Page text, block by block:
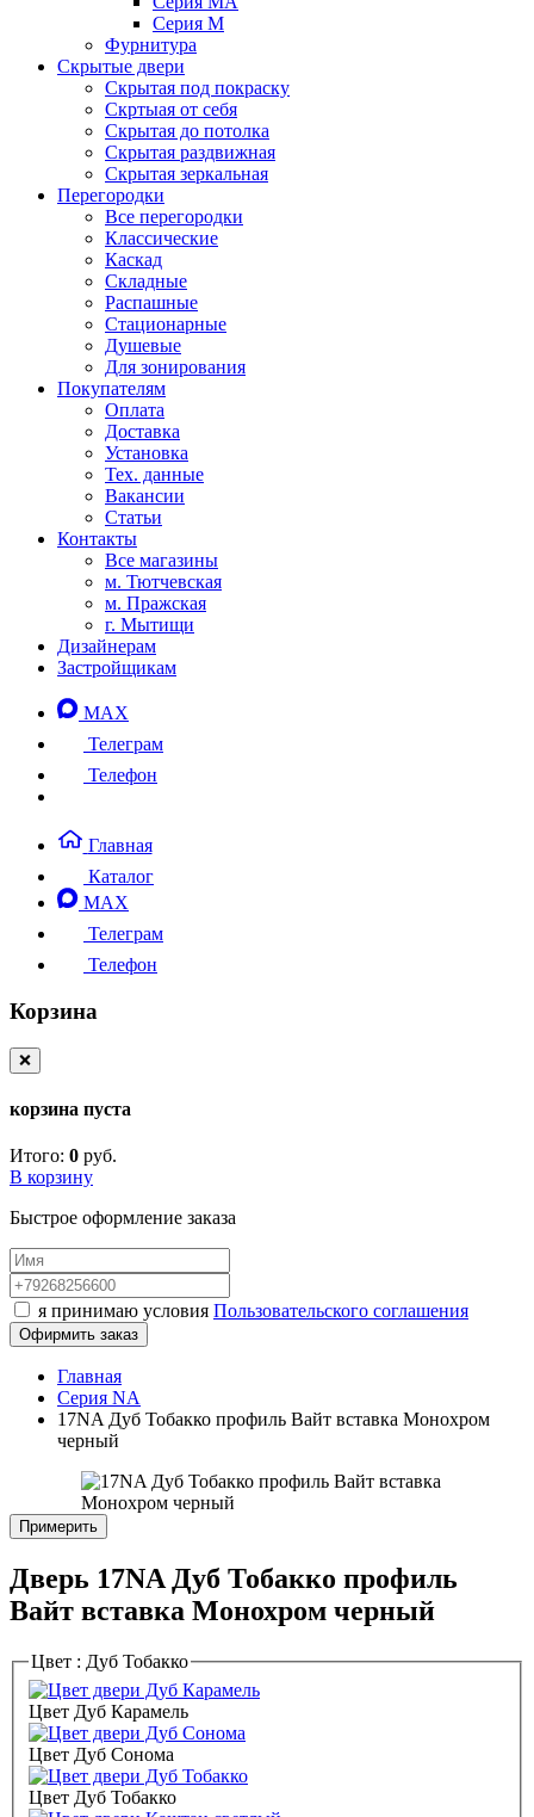
Серия M
Фурнитура
Скрытые двери
Скрытая под покраску
Скртыая от себя
Скрытая до потолка
Скрытая раздвижная
Скрытая зеркальная
Перегородки
Все перегородки
Классические
Каскад
Складные
Распашные
Стационарные
Душевые
Для зонирования
Покупателям
Оплата
Доставка
Установка
Тех. данные
Вакансии
Статьи
Контакты
Все магазины
м. Тютчевская
м. Пражская
г. Мытищи
Дизайнерам
Застройщикам
MAX
Телеграм
Телефон
Главная
Каталог
MAX
Телеграм
Телефон
Корзина
❌
корзина пуста
Итого: 0 руб.
В корзину
Быстрое оформление заказа
я принимаю условия Пользовательского соглашения
Офирмить заказ
Главная
Серия NA
17NA Дуб Тобакко профиль Вайт вставка Монохром
черный
Примерить
Дверь 17NA Дуб Тобакко профиль
Вайт вставка Монохром черный
Цвет : Дуб Тобакко
Цвет Дуб Карамель
Цвет Дуб Сонома
Цвет Дуб Тобакко